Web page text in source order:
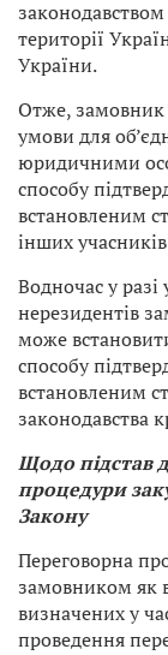
території
України.
Отже, замовник
умови для
юридичними
способу
встановленим
інших
Водночас у разі
нерезидентів
може
способу
встановленим
законодавства
Щодо підстав
процедури
Закону
Переговорна
замовником як
визначених у
проведення